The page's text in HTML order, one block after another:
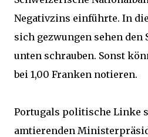
Negativzins einführte. In
sich gezwungen sehen
unten schrauben. Sonst
bei 1,00 Franken notieren.
Portugals politische Linke
amtierenden